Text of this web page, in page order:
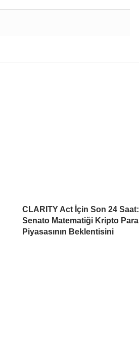
CLARITY Act İçin Son 24 Saat:
Senato Matematiği Kripto Para
Piyasasının Beklentisini